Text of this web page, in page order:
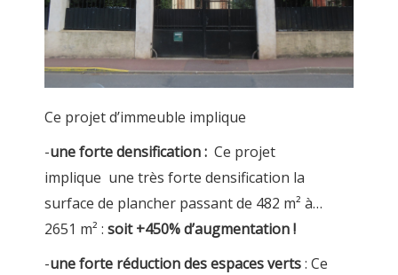
Ce projet d’immeuble implique
-une forte densification : Ce projet
implique une très forte densification la
surface de plancher passant de 482 m² à…
2651 m² : soit +450% d’augmentation !
-une forte réduction des espaces verts: Ce